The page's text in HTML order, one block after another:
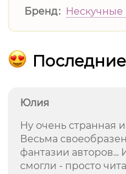
Бренд
Нескучные
Юлия
Ну очень странная
Весьма
фантазии авторов...
смогли - просто